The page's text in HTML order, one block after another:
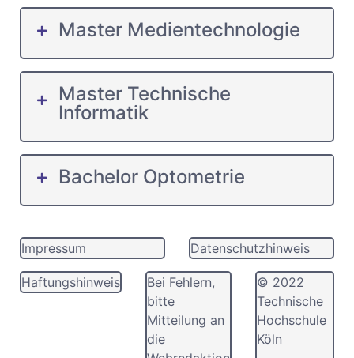
Master Medientechnologie
Master Technische
Informatik
Bachelor Optometrie
Impressum Datenschutzhinweis
Haftungshinweis
Bei Fehlern,
bitte
Mitteilung an
die
© 2022
Technische
Hochschule
Köln